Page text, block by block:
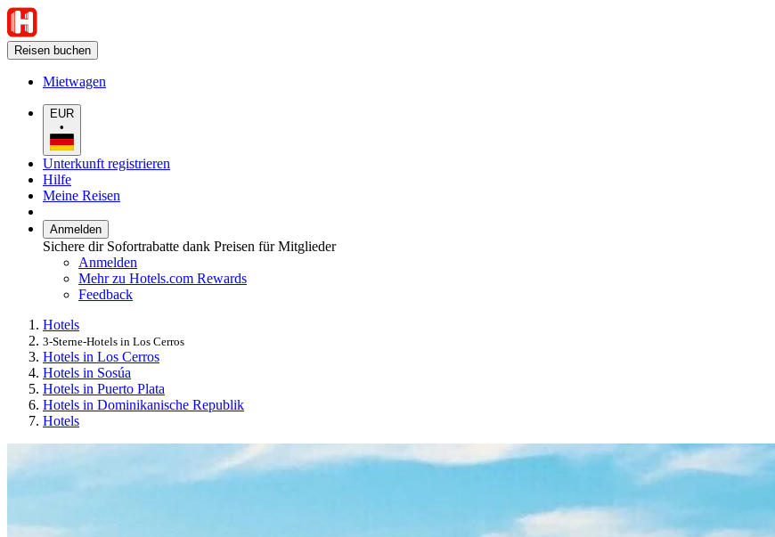
Reisen buchen
Mietwagen
EUR
•
Unterkunft registrieren
Hilfe
Meine Reisen
Anmelden
Sichere dir Sofortrabatte dank Preisen für Mitglieder
Anmelden
Mehr zu Hotels.com Rewards
Feedback
Hotels
3-Sterne-Hotels in Los Cerros
Hotels in Los Cerros
Hotels in Sosúa
Hotels in Puerto Plata
Hotels in Dominikanische Republik
Hotels